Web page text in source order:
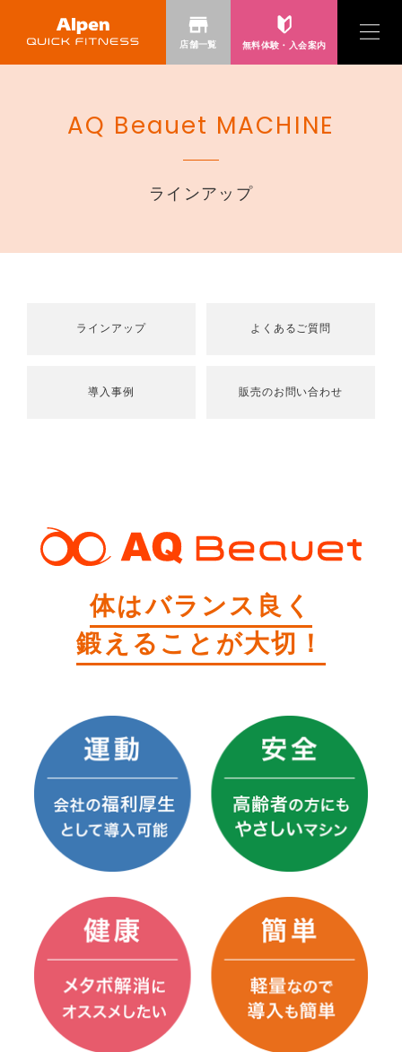
サーキットトレーニング
お知らせ・キャンペーン
店舗一覧 無料体験・ 入会案内
AQ Beauet MACHINE
ラインアップ
ラインアップ よくあるご質問
導入事例 販売のお問い合わせ
体はバランス良く
鍛えることが大切！